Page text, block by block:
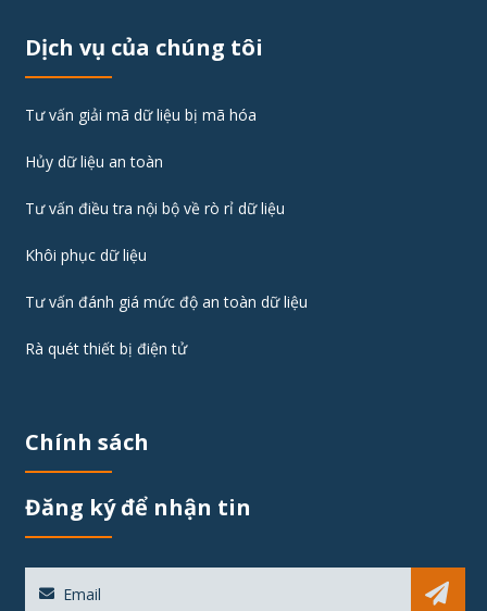
Dịch vụ của chúng tôi
Tư vấn giải mã dữ liệu bị mã hóa
Hủy dữ liệu an toàn
Tư vấn điều tra nội bộ về rò rỉ dữ liệu
Khôi phục dữ liệu
Tư vấn đánh giá mức độ an toàn dữ liệu
Rà quét thiết bị điện tử
Chính sách
Đăng ký để nhận tin
Sub